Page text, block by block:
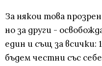
За някои това
но за други -
един и същ за всички:
бъдем честни със